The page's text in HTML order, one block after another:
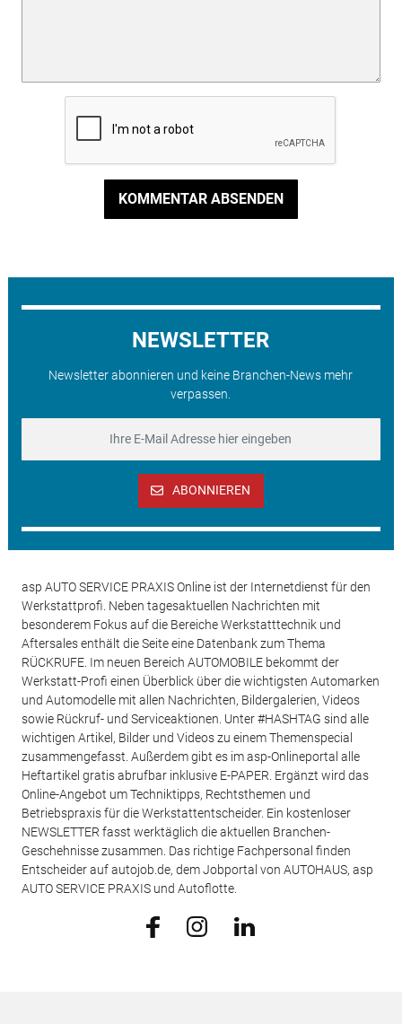
KOMMENTAR ABSENDEN
NEWSLETTER
Newsletter abonnieren und keine Branchen-News mehr
verpassen.
ABONNIEREN
asp AUTO SERVICE PRAXIS Online ist der Internetdienst für den
Werkstattprofi. Neben tagesaktuellen Nachrichten mit
besonderem Fokus auf die Bereiche Werkstatttechnik und
Aftersales enthält die Seite eine Datenbank zum Thema
RÜCKRUFE. Im neuen Bereich AUTOMOBILE bekommt der
Werkstatt-Profi einen Überblick über die wichtigsten Automarken
und Automodelle mit allen Nachrichten, Bildergalerien, Videos
sowie Rückruf- und Serviceaktionen. Unter #HASHTAG sind alle
wichtigen Artikel, Bilder und Videos zu einem Themenspecial
zusammengefasst. Außerdem gibt es im asp-Onlineportal alle
Heftartikel gratis abrufbar inklusive E-PAPER. Ergänzt wird das
Online-Angebot um Techniktipps, Rechtsthemen und
Betriebspraxis für die Werkstattentscheider. Ein kostenloser
NEWSLETTER fasst werktäglich die aktuellen Branchen-
Geschehnisse zusammen. Das richtige Fachpersonal finden
Entscheider auf autojob.de, dem Jobportal von AUTOHAUS, asp
AUTO SERVICE PRAXIS und Autoflotte.